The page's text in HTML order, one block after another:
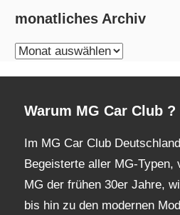
monatliches Archiv
monatliches
Warum MG Car Club ?
Im MG Car Club
Begeisterte aller MG-Typen,
MG der frühen 30er Jahre,
bis hin zu den modernen